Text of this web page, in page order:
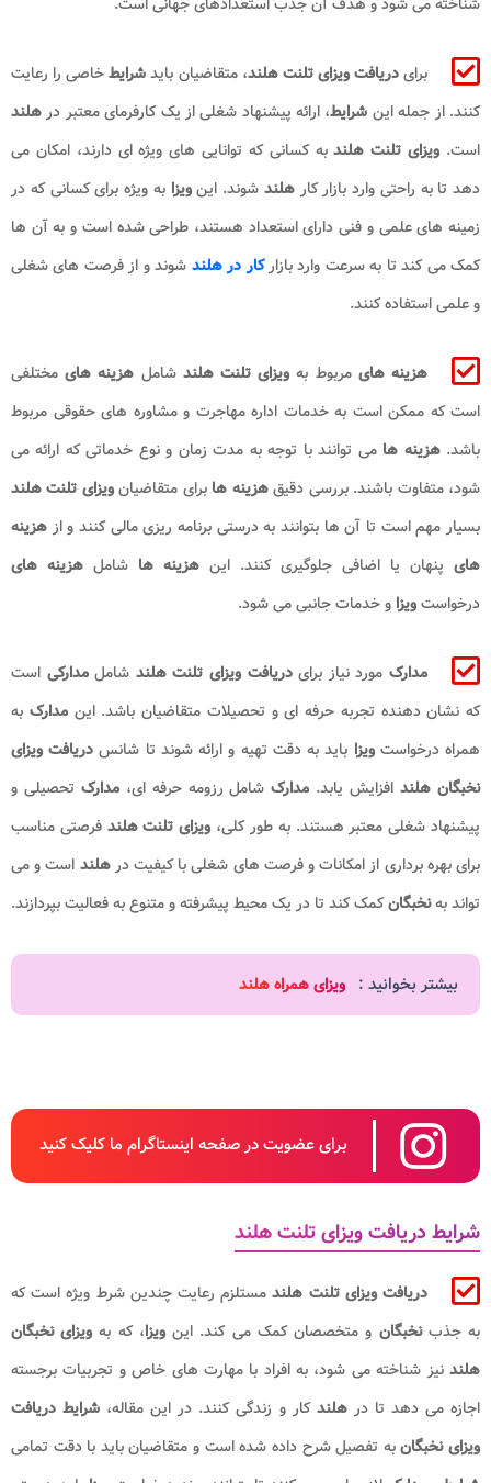
برایدریافت ویزای تلنت هلند، متقاضیان بایدشرایطخاصی را رعایت
کنند. از جمله این شرایط، ارائه پیشنهاد شغلی از یک کارفرمای معتبر درهلند
است. ویزای تلنت هلندبه کسانی که توانایی‌ های ویژه ای دارند، امکان می‌
دهد تا به راحتی وارد بازار کارهلند شوند. اینویزابه ویژه برای کسانی که در
زمینه‌ های علمی و فنی دارای استعداد هستند، طراحی شده است و به آن‌ ها
کمک می‌ کند تا به سرعت وارد بازارکار در هلند شوند و از فرصت‌ های شغلی
و علمی استفاده کنند.
هزینه‌ های مربوط به ویزای تلنت هلند شامل هزینه‌ هایمختلفی
است که ممکن است به خدمات اداره مهاجرت و مشاوره‌ های حقوقی مربوط
باشد.هزینه‌ ها می‌ توانند با توجه به مدت زمان و نوع خدماتی که ارائه می‌
شود، متفاوت باشند. بررسی دقیقهزینه‌ هابرای متقاضیانویزای تلنت هلند
بسیار مهم است تا آن‌ ها بتوانند به درستی برنامه‌ ریزی مالی کنند و از هزینه‌
های پنهان یا اضافی جلوگیری کنند. این هزینه‌ ها شامل هزینه‌ های
درخواستویزا و خدمات جانبی می‌ شود.
مدارک مورد نیاز برایدریافت ویزای تلنت هلند شاملمدارکی است
که نشان‌ دهنده تجربه حرفه ای و تحصیلات متقاضیان باشد. اینمدارک به
همراه درخواستویزا باید به دقت تهیه و ارائه شوند تا شانس دریافت ویزای
نخبگان هلند افزایش یابد. مدارک شامل رزومه حرفه ای،مدارک تحصیلی و
پیشنهاد شغلی معتبر هستند. به طور کلی، ویزای تلنت هلند فرصتی مناسب
برای بهره‌ برداری از امکانات و فرصت‌ های شغلی با کیفیت درهلند است و می‌
تواند بهنخبگانکمک کند تا در یک محیط پیشرفته و متنوع به فعالیت بپردازند.
بیشتر بخوانید : ویزای همراه هلند
برای عضویت در صفحه اینستاگرام ما کلیک کنید
شرایط دریافت ویزای تلنت هلند
دریافت ویزای تلنت هلندمستلزم رعایت چندین شرط ویژه است که
به جذبنخبگان و متخصصان کمک می‌ کند. اینویزا، که به ویزای نخبگان
هلندنیز شناخته می‌ شود، به افراد با مهارت‌ های خاص و تجربیات برجسته
اجازه می‌ دهد تا درهلندکار و زندگی کنند. در این مقاله، شرایط دریافت
ویزای نخبگانبه تفصیل شرح داده شده است و متقاضیان باید با دقت تمامی